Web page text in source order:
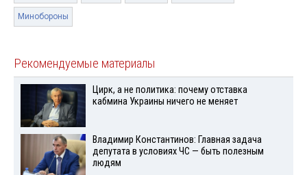
Минобороны
Рекомендуемые материалы
Цирк, а не политика: почему отставка
кабмина Украины ничего не меняет
Владимир Константинов: Главная задача
депутата в условиях ЧС — быть полезным
людям